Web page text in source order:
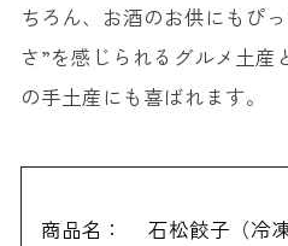
ちろん、お酒のお供にもぴ
さ”を感じられるグルメ土産
の手土産にも喜ばれます。
商品名：
石松餃子（冷凍